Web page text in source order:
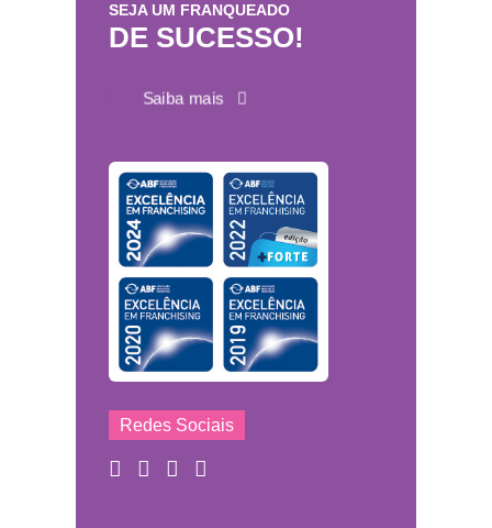
SEJA UM FRANQUEADO
DE SUCESSO!
Saiba mais
Redes Sociais